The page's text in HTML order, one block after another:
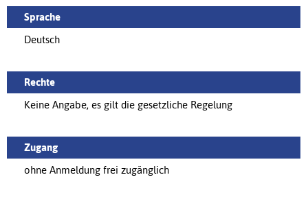
Sprache
Deutsch
Rechte
Keine Angabe, es gilt die gesetzliche Regelung
Zugang
ohne Anmeldung frei zugänglich